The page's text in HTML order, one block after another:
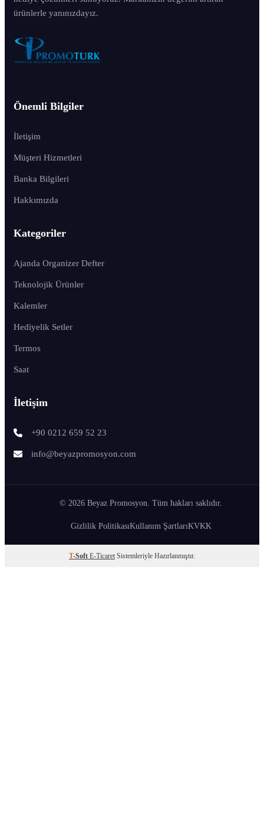
ürünlerle yanınızdayız.
Önemli Bilgiler
İletişim
Müşteri Hizmetleri
Banka Bilgileri
Hakkımızda
Kategoriler
Ajanda Organizer Defter
Teknolojik Ürünler
Kalemler
Hediyelik Setler
Termos
Saat
İletişim
+90 0212 659 52 23
info@beyazpromosyon.com
© 2026 Beyaz Promosyon. Tüm hakları saklıdır.
Gizlilik PolitikasıKullanım ŞartlarıKVKK
T-Soft E-Ticaret Sistemleriyle Hazırlanmıştır.